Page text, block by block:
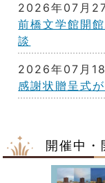
2026年07月
前橋文学館開
談
2026年07月
感謝状贈呈式
と創作」
2026年07月
開催中・